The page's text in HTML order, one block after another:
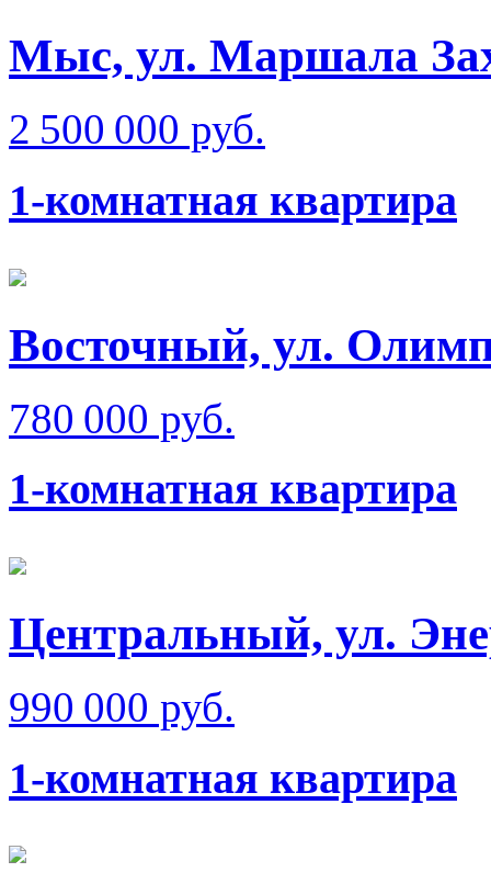
Мыс, ул. Маршала
2 500 000 руб.
1-комнатная квартира
Восточный, ул.
780 000 руб.
1-комнатная квартира
Центральный, ул.
990 000 руб.
1-комнатная квартира